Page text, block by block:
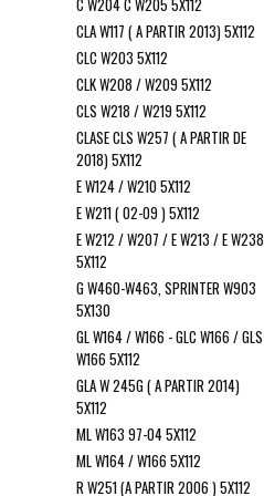
C W204 C W205 5X112
CLA W117 ( A PARTIR 2013) 5X112
CLC W203 5X112
CLK W208 / W209 5X112
CLS W218 / W219 5X112
CLASE CLS W257 ( A PARTIR DE
2018) 5X112
E W124 / W210 5X112
E W211 ( 02-09 ) 5X112
E W212 / W207 / E W213 / E W238
5X112
G W460-W463, SPRINTER W903
5X130
GL W164 / W166 - GLC W166 / GLS
W166 5X112
GLA W 245G ( A PARTIR 2014)
5X112
ML W163 97-04 5X112
ML W164 / W166 5X112
R W251 (A PARTIR 2006 ) 5X112